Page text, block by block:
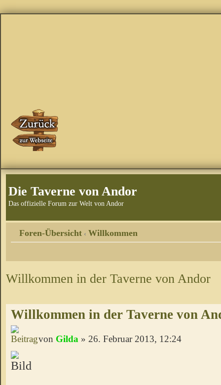
Die Taverne von Andor
Das offizielle Forum zur Welt von Andor
Foren-Übersicht ‹ Willkommen
Willkommen in der Taverne von Andor
Willkommen in der Taverne von
von Gilda » 26. Februar 2013, 12:24